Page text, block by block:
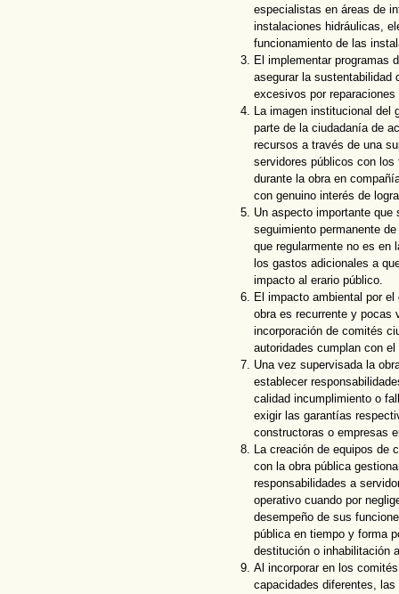
especialistas en áreas de
instalaciones hidráulicas,
funcionamiento de las
El implementar programas
asegurar la sustentabilidad
excesivos por
La imagen institucional del
parte de la ciudadanía de
recursos a través de una
servidores públicos con
durante la obra en
con genuino interés de
Un aspecto importante
seguimiento permanente
que regularmente no es en
los gastos adicionales a
impacto al erario público.
El impacto ambiental por
obra es recurrente y pocas
incorporación de comités
autoridades cumplan con
Una vez supervisada la
establecer
calidad incumplimiento o
exigir las garantías
constructoras o empresas
La creación de equipos de
con la obra pública
responsabilidades a
operativo cuando por
desempeño de sus
pública en tiempo y forma
destitución o inhabilitación
Al incorporar en los
capacidades diferentes,